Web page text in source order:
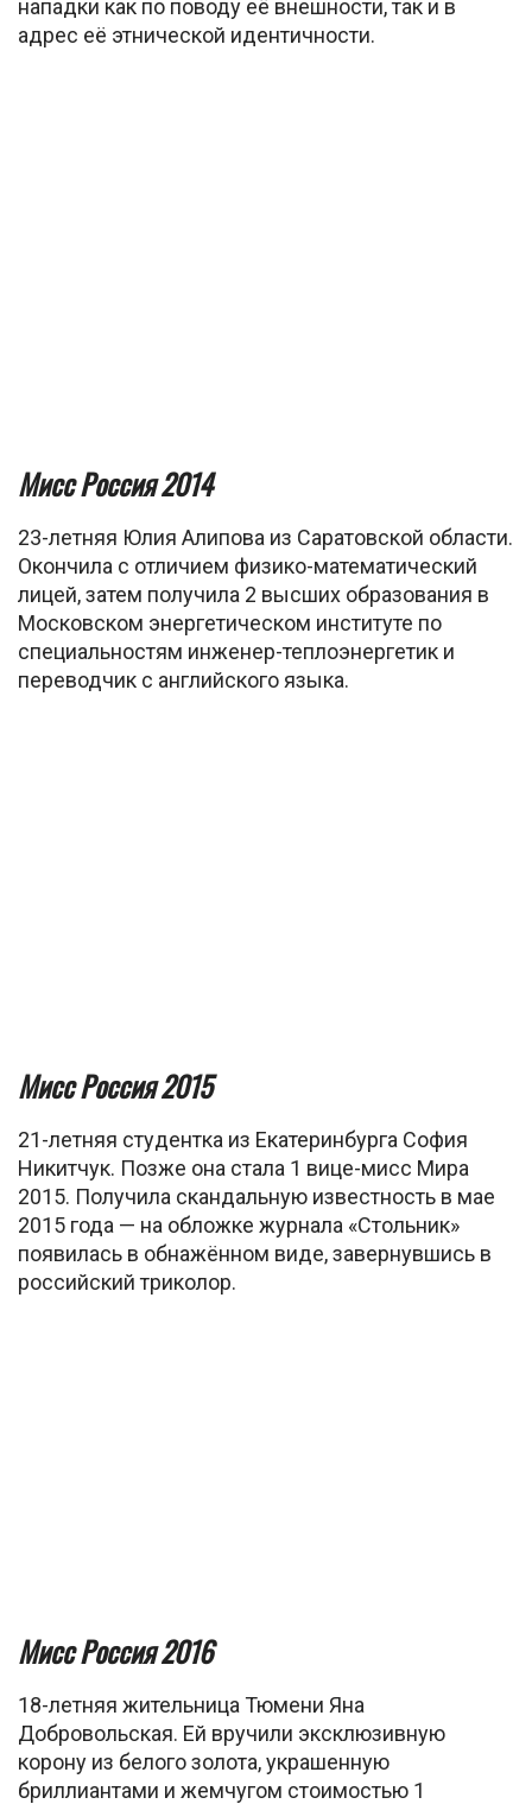
нападки как по поводу её внешности, так и в
адрес её этнической идентичности.
Мисс Россия 2014
23-летняя Юлия Алипова из Саратовской области.
Окончила с отличием физико-математический
лицей, затем получила 2 высших образования в
Московском энергетическом институте по
специальностям инженер-теплоэнергетик и
переводчик с английского языка.
Мисс Россия 2015
21-летняя студентка из Екатеринбурга София
Никитчук. Позже она стала 1 вице-мисс Мира
2015. Получила скандальную известность в мае
2015 года — на обложке журнала «Стольник»
появилась в обнажённом виде, завернувшись в
российский триколор.
Мисс Россия 2016
18-летняя жительница Тюмени Яна
Добровольская. Ей вручили эксклюзивную
корону из белого золота, украшенную
бриллиантами и жемчугом стоимостью 1